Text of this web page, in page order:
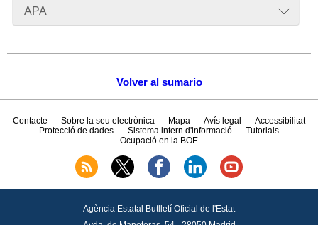
Volver al sumario
APA
Contacte Sobre la seu electrònica Mapa Avís legal
Accessibilitat
Protecció de dades
Sistema intern d'informació
Tutorials
Ocupació en la BOE
Agència Estatal Butlletí Oficial de l'Estat